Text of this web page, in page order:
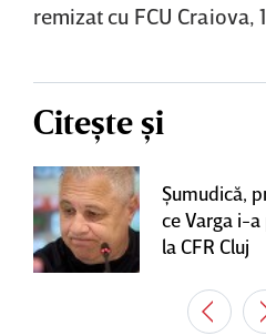
remizat cu FCU Craiova,
Citește și
Şumudică,
ce Varga i-
la CFR Cluj